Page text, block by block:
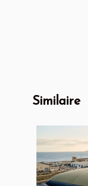
Similaire